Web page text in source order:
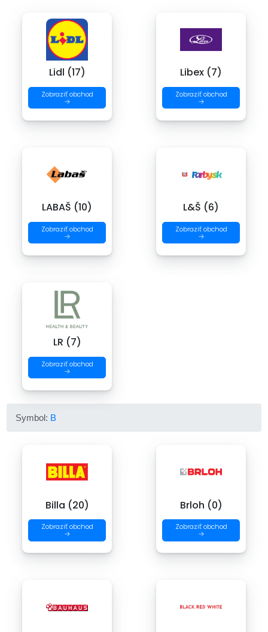
Lidl (17)
Zobraziť obchod
→
Libex (7)
Zobraziť obchod
→
LABAŠ (10)
Zobraziť obchod
→
L&Š (6)
Zobraziť obchod
→
LR (7)
Zobraziť obchod
→
Symbol: B
Billa (20)
Zobraziť obchod
→
Brloh (0)
Zobraziť obchod
→